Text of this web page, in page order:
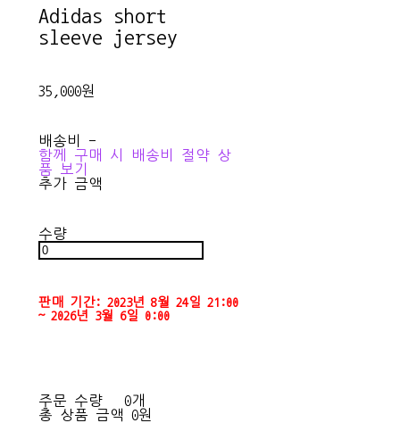
Adidas short
sleeve jersey
35,000원
배송비 -
함께 구매 시 배송비 절약 상
품 보기
추가 금액
수량
판매 기간: 2023년 8월 24일 21:00
~ 2026년 3월 6일 0:00
주문 수량
0개
총 상품 금액
0원